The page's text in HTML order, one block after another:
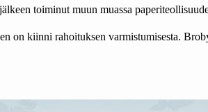
toiminut muun muassa
on kiinni rahoituksen varmistumisesta.